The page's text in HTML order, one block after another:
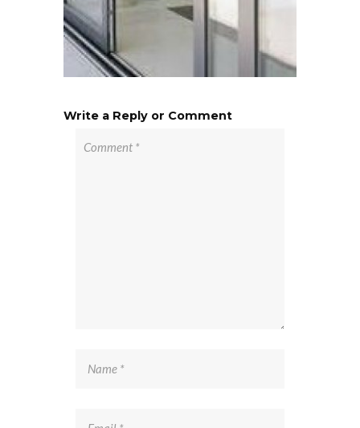
Write a Reply or Comment